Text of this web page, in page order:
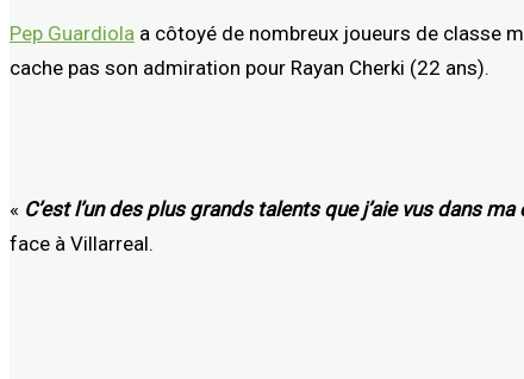
Pep Guardiola a côtoyé de nombreux joueurs de classe
cache pas son admiration pour Rayan Cherki (22 ans).
« C’est l’un des plus grands talents que j’aie vus dans ma
face à Villarreal.